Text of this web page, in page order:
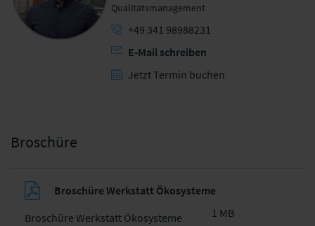
Qualitätsmanagement
+49 341 98988231
E-Mail schreiben
Jetzt Termin buchen
Broschüre
Broschüre Werkstatt Ökosysteme
Broschüre Werkstatt Ökosysteme
1 MB